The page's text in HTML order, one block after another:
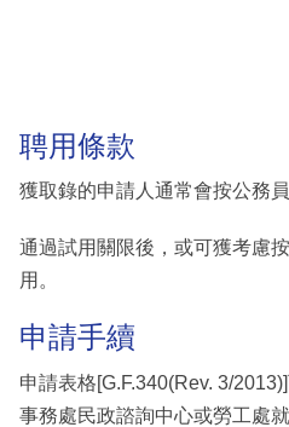
聘用條款
獲取錄的申請人通常會按公務
通過試用關限後，或可獲考慮
用。
申請手續
申請表格[G.F.340(Rev. 3/
事務處民政諮詢中心或勞工處